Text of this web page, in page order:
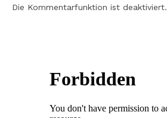
Die Kommentarfunktion ist deaktiviert.